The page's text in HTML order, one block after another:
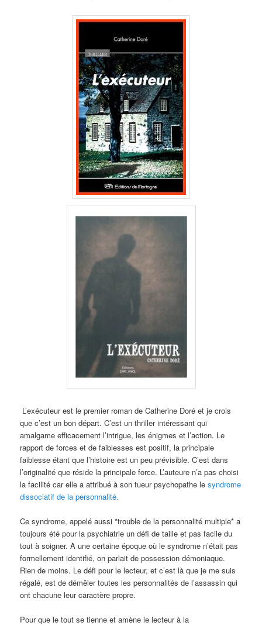
L’exécuteur est le premier roman de Catherine Doré et je crois
que c’est un bon départ. C’est un thriller intéressant qui
amalgame efficacement l’intrigue, les énigmes et l’action. Le
rapport de forces et de faiblesses est positif, la principale
faiblesse étant que l’histoire est un peu prévisible. C’est dans
l’originalité que réside la principale force. L’auteure n’a pas choisi
la facilité car elle a attribué à son tueur psychopathe lesyndrome
dissociatif de la personnalité.
Ce syndrome, appelé aussi *trouble de la personnalité multiple* a
toujours été pour la psychiatrie un défi de taille et pas facile du
tout à soigner. À une certaine époque où le syndrome n’était pas
formellement identifié, on parlait de possession démoniaque.
Rien de moins. Le défi pour le lecteur, et c’est là que je me suis
régalé, est de démêler toutes les personnalités de l’assassin qui
ont chacune leur caractère propre.
Pour que le tout se tienne et amène le lecteur à la